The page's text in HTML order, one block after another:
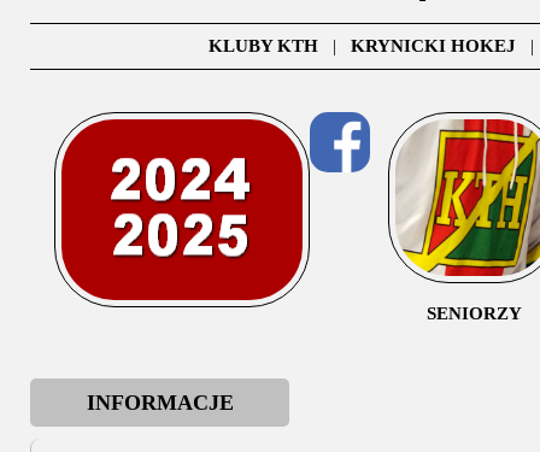
KLUBY KTH| KRYNICKI HOKEJ
SENIORZY
INFORMACJE